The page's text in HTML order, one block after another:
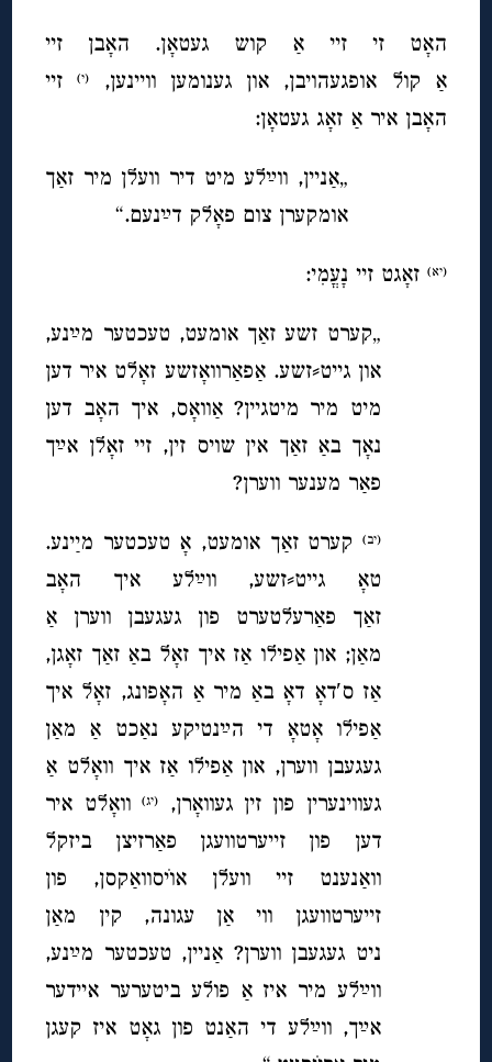
האָט זי זיי אַ קוש געטאָן. האָבן זיי
אַ קול אופגעהויבן, און גענומען וויינען,
(י)זיי
האָבן איר אַ זאָג געטאָן:
„אַניין, ווײַלע מיט דיר וועלן מיר זאַך
אומקערן צום פאָלק דײַנעם.“
(יא) זאָגט זיי נָעֳמִי:
„קערט זשע זאַך אומעט, טעכטער מײַנע,
און גייט⸗זשע. אַפאַרוואָזשע זאָלט איר דען
מיט מיר מיטגיין? אַוואָס, איך האָב דען
נאָך באַ זאַך אין שויס זין, זיי זאָלן אײַך
פאַר מענער ווערן?
(יב)
קערט זאַך אומעט, אָ טעכטער מײַנע.
טאָ גייט⸗זשע, ווײַלע איך האָב
זאַך פאַרעלטערט פון געגעבן ווערן אַ
מאַן; און אַפילו אַז איך זאָל באַ זאַך זאָגן,
אַז ס′דאָ דאָ באַ מיר אַ האָפונג, זאָל איך
אַפילו אָטאָ די הײַנטיקע נאַכט אַ מאַן
געגעבן ווערן, און אַפילו אַז איך וואָלט אַ
געווינערין פון זין געוואָרן,
(יג)וואָלט איר
דען פון זייערטוועגן פאַרזיצן ביזקל
וואַנענט זיי וועלן אוׂיסוואַקסן, פון
זייערטוועגן ווי אַן עגונה, קין מאַן
ניט געגעבן ווערן? אַניין, טעכטער מײַנע,
ווײַלע מיר איז אַ פולע ביטערער איידער
אײַך, ווײַלע די האַנט פון גאָט איז קעגן